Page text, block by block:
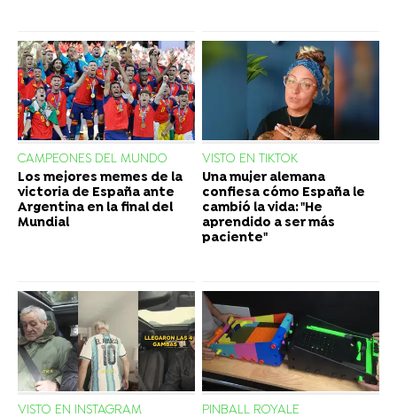
CAMPEONES DEL MUNDO
Los mejores memes de la
victoria de España ante
Argentina en la final del
Mundial
VISTO EN TIKTOK
Una mujer alemana
confiesa cómo España le
cambió la vida: "He
aprendido a ser más
paciente"
VISTO EN INSTAGRAM
PINBALL ROYALE